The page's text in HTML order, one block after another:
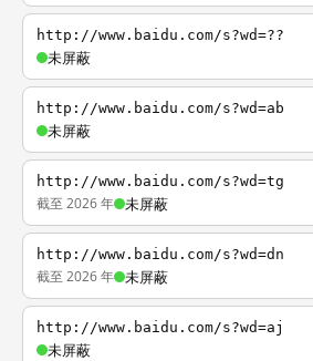
http://www.baidu.com/s?wd=??
未屏蔽
http://www.baidu.com/s?wd=ab
未屏蔽
http://www.baidu.com/s?wd=tg
截至 2026 年 未屏蔽
http://www.baidu.com/s?wd=dn
截至 2026 年 未屏蔽
http://www.baidu.com/s?wd=aj
未屏蔽